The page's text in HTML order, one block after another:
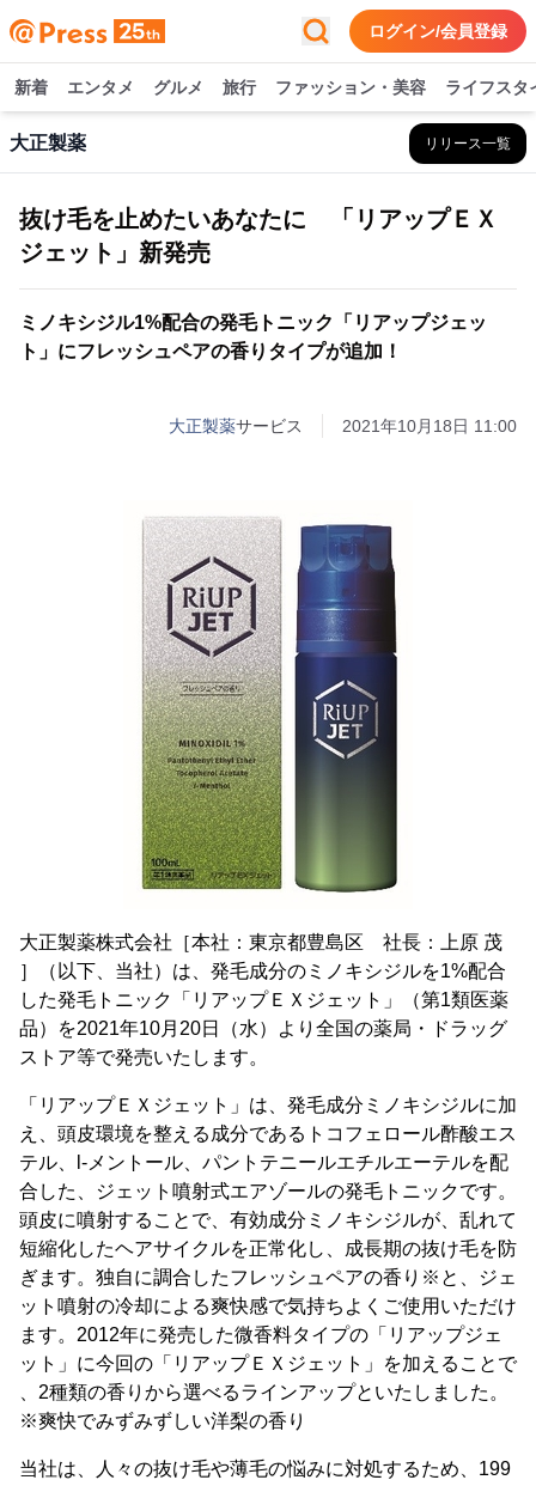
ログイン/会員登録
新着 エンタメ グルメ 旅行 ファッション・美容 ライフスタ
大正製薬 リリース一覧
抜け毛を止めたいあなたに 「リアップＥＸ
ジェット」新発売
ミノキシジル1%配合の発毛トニック「リアップジェッ
ト」にフレッシュペアの香りタイプが追加！
大正製薬サービス 2021年10月18日 11:00
大正製薬株式会社［本社：東京都豊島区 社長：上原 茂
］（以下、当社）は、発毛成分のミノキシジルを1%配合
した発毛トニック「リアップＥＸジェット」（第1類医薬
品）を2021年10月20日（水）より全国の薬局・ドラッグ
ストア等で発売いたします。
「リアップＥＸジェット」は、発毛成分ミノキシジルに加
え、頭皮環境を整える成分であるトコフェロール酢酸エス
テル、l‐メントール、パントテニールエチルエーテルを配
合した、ジェット噴射式エアゾールの発毛トニックです。
頭皮に噴射することで、有効成分ミノキシジルが、乱れて
短縮化したヘアサイクルを正常化し、成長期の抜け毛を防
ぎます。独自に調合したフレッシュペアの香り※と、ジェ
ット噴射の冷却による爽快感で気持ちよくご使用いただけ
ます。2012年に発売した微香料タイプの「リアップジェ
ット」に今回の「リアップＥＸジェット」を加えることで
、2種類の香りから選べるラインアップといたしました。
※爽快でみずみずしい洋梨の香り
当社は、人々の抜け毛や薄毛の悩みに対処するため、199